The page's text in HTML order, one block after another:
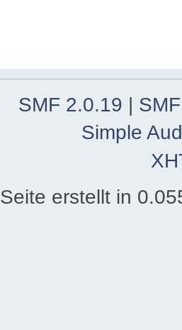
SMF 2.0.19 |
Simple
Seite erstellt in